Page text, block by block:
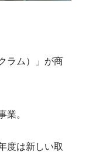
ラム）」が商
業。
度は新しい取